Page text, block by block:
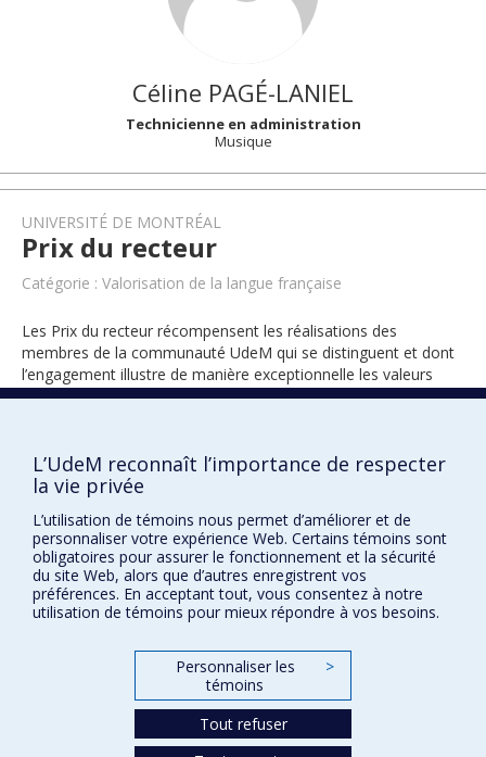
Céline PAGÉ-LANIEL
Technicienne en administration
Musique
UNIVERSITÉ DE MONTRÉAL
Prix du recteur
Catégorie : Valorisation de la langue française
Les Prix du recteur récompensent les réalisations des
membres de la communauté UdeM qui se distinguent et dont
l’engagement illustre de manière exceptionnelle les valeurs
universitaires.
Prix et distinctions
L’UdeM reconnaît l’importance de respecter
la vie privée
L’utilisation de témoins nous permet d’améliorer et de
personnaliser votre expérience Web. Certains témoins sont
obligatoires pour assurer le fonctionnement et la sécurité
du site Web, alors que d’autres enregistrent vos
préférences. En acceptant tout, vous consentez à notre
utilisation de témoins pour mieux répondre à vos besoins.
Personnaliser les
témoins
>
Tout refuser